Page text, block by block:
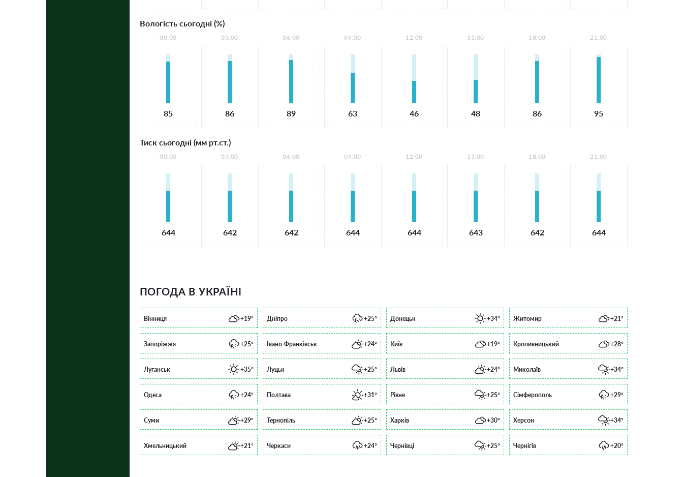
Вологість сьогодні (%)
00:00
85
03:00
86
06:00
89
09:00
63
12:00
46
15:00
48
18:00
86
21:00
95
Тиск сьогодні (мм рт.ст.)
00:00
644
03:00
642
06:00
642
09:00
644
12:00
644
15:00
643
18:00
642
21:00
644
ПОГОДА В УКРАЇНІ
Вінниця +19° Дніпро +25° Донецьк +34° Житомир +21°
Запоріжжя +25° Івано-Франківськ +24° Київ +19° Кропивницький +28°
Луганськ +35° Луцьк +25° Львів +24° Миколаїв +34°
Одеса +24° Полтава +31° Рівне +25° Сімферополь +29°
Суми +29° Тернопіль +25° Харків +30° Херсон +34°
Хмельницький +21° Черкаси +24° Чернівці +25° Чернігів +20°